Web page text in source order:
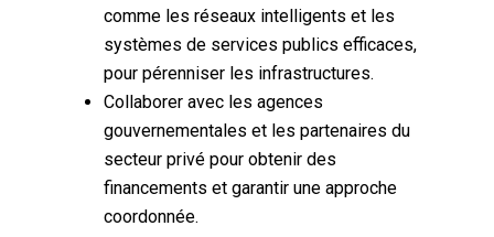
comme les réseaux intelligents et les
systèmes de services publics efficaces,
pour pérenniser les infrastructures.
Collaborer avec les agences
gouvernementales et les partenaires du
secteur privé pour obtenir des
financements et garantir une approche
coordonnée.